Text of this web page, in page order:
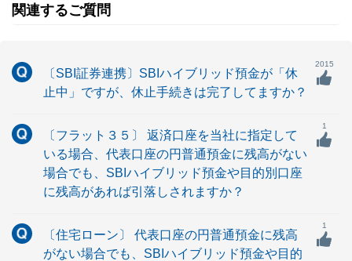
関連するご質問
〔SBI証券連携〕SBIハイブリッド預金が「休
止中」ですが、休止手続きは完了してますか？
2015
〔フラット３５〕 返済口座を当社に指定して
いる場合、代表口座の円普通預金に残高がない
場合でも、SBIハイブリッド預金や目的別口座
に残高があれば引落しされますか？
1
〔住宅ローン〕 代表口座の円普通預金に残高
がない場合でも、SBIハイブリッド預金や目的
1